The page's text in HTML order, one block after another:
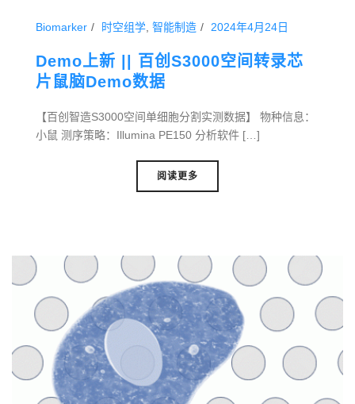
Biomarker 时空组学 智能制造 2024年4月24日
Demo上新 || 百创S3000空间转录芯
片鼠脑Demo数据
【百创智造S3000空间单细胞分割实测数据】 物种信息：
小鼠 测序策略：Illumina PE150 分析软件 […]
阅读更多